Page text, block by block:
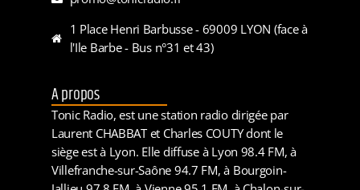
1 Place Henri Barbusse - 69009 LYON (face à
l'Ile Barbe - Bus n°31 et 43)
A propos
Tonic Radio, est une station radio dirigée par
Laurent CHABBAT et Charles COUTY dont le
siège est à Lyon. Elle diffuse à Lyon 98.4 FM, à
Villefranche-sur-Saône 94.7 FM, à Bourgoin-